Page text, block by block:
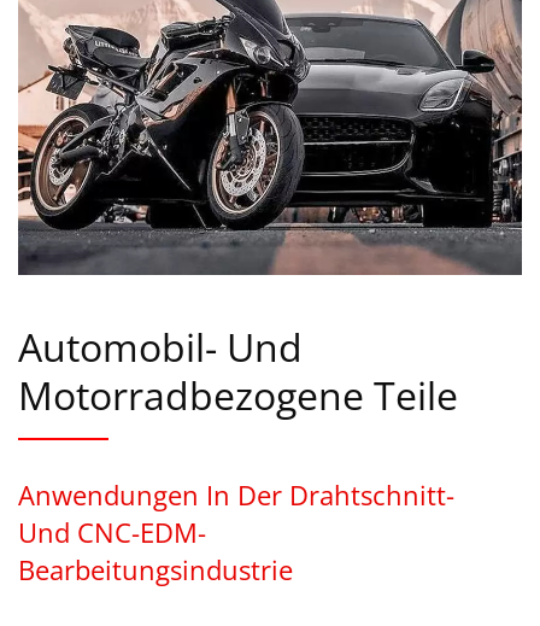
Automobil- Und
Motorradbezogene Teile
Anwendungen In Der Drahtschnitt-
Und CNC-EDM-
Bearbeitungsindustrie